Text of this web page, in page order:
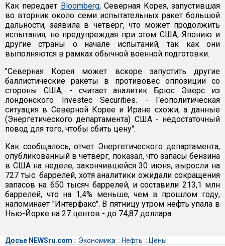
Как передает Bloomberg, Северная Корея, запустившая
во вторник около семи испытательных ракет большой
дальности, заявила в четверг, что может продолжить
испытания, не предупреждая при этом США, Японию и
другие страны о начале испытаний, так как они
выполняются в рамках обычной военной подготовки.
"Северная Корея может вскоре запустить другие
баллистические ракеты в противовес оппозиции со
стороны США, - считает аналитик Брюс Эверс из
лондонского Investec Securities. - Геополитическая
ситуация в Северной Корее и Иране схожи, а данные
(Энергетического департамента) США - недостаточный
повод для того, чтобы сбить цену".
Как сообщалось, отчет Энергетического департамента,
опубликованный в четверг, показал, что запасы бензина
в США на неделе, закончившейся 30 июня, выросли на
727 тыс. баррелей, хотя аналитики ожидали сокращения
запасов на 650 тысяч баррелей, и составили 213,1 млн
баррелей, что на 1,4% меньше, чем в прошлом году,
напоминает "Интерфакс". В пятницу утром нефть упала в
Нью-Йорке на 27 центов - до 74,87 доллара.
Досье NEWSru.com :: Экономика :: Нефть :: Цены